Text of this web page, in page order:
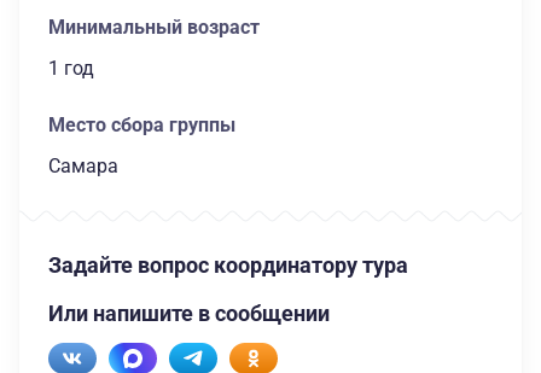
Минимальный возраст
1 год
Место сбора группы
Самара
Задайте вопрос координатору тура
Или напишите в сообщении